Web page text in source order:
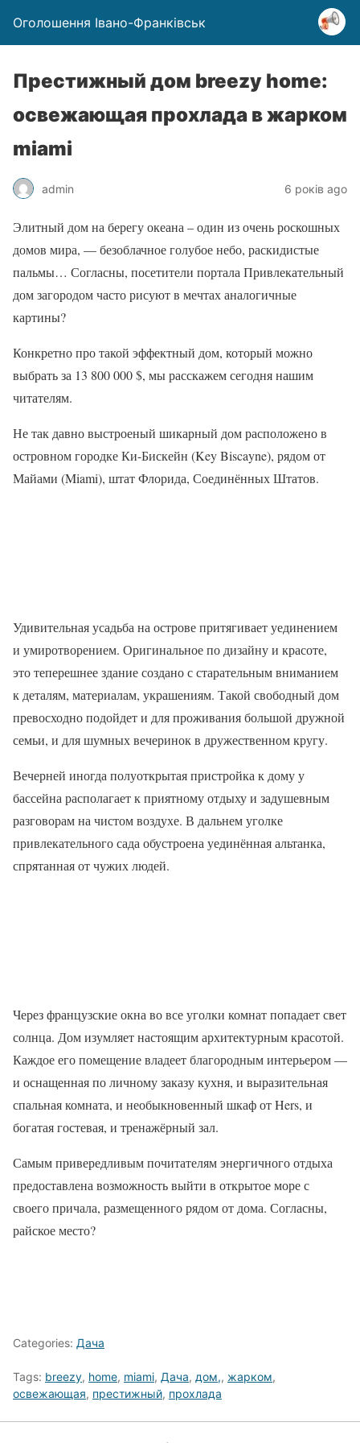
Оголошення Івано-Франківськ
Престижный дом breezy home:
освежающая прохлада в жарком
miami
admin 6 років ago
Элитный дом на берегу океана – один из очень роскошных
домов мира, — безоблачное голубое небо, раскидистые
пальмы… Согласны, посетители портала Привлекательный
дом загородом часто рисуют в мечтах аналогичные
картины?
Конкретно про такой эффектный дом, который можно
выбрать за 13 800 000 $, мы расскажем сегодня нашим
читателям.
Не так давно выстроеный шикарный дом расположено в
островном городке Ки-Бискейн (Key Biscayne), рядом от
Майами (Miami), штат Флорида, Соединённых Штатов.
Удивительная усадьба на острове притягивает уединением
и умиротворением. Оригинальное по дизайну и красоте,
это теперешнее здание создано с старательным вниманием
к деталям, материалам, украшениям. Такой свободный дом
превосходно подойдет и для проживания большой дружной
семьи, и для шумных вечеринок в дружественном кругу.
Вечерней иногда полуоткрытая пристройка к дому у
бассейна располагает к приятному отдыху и задушевным
разговорам на чистом воздухе. В дальнем уголке
привлекательного сада обустроена уединённая альтанка,
спрятанная от чужих людей.
Через французские окна во все уголки комнат попадает свет
солнца. Дом изумляет настоящим архитектурным красотой.
Каждое его помещение владеет благородным интерьером —
и оснащенная по личному заказу кухня, и выразительная
спальная комната, и необыкновенный шкаф от Hers, и
богатая гостевая, и тренажёрный зал.
Самым привередливым почитателям энергичного отдыха
предоставлена возможность выйти в открытое море с
своего причала, размещенного рядом от дома. Согласны,
райское место?
Categories: Дача
Tags: breezy, home, miami, Дача, дом,, жарком,
освежающая, престижный, прохлада